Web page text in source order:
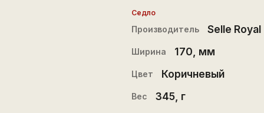
Седло
Производитель Selle Royal
Ширина 170 , мм
Цвет Коричневый
Вес 345, г